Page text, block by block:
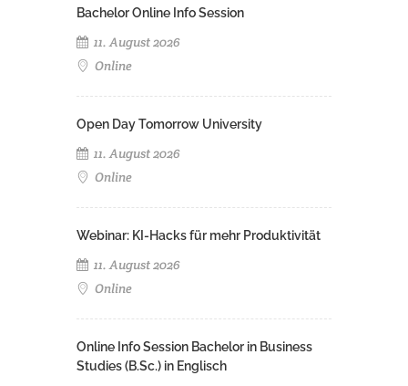
Bachelor Online Info Session
11. August 2026
Online
Open Day Tomorrow University
11. August 2026
Online
Webinar: KI-Hacks für mehr Produktivität
11. August 2026
Online
Online Info Session Bachelor in Business
Studies (B.Sc.) in Englisch